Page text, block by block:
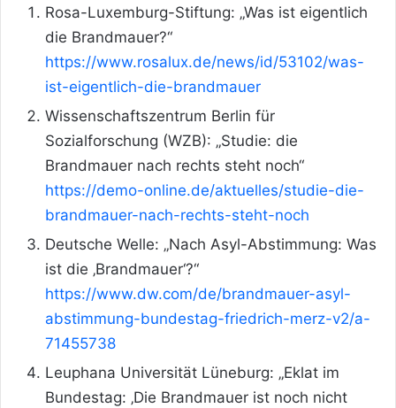
Rosa-Luxemburg-Stiftung: „Was ist eigentlich
die Brandmauer?“
https://www.rosalux.de/news/id/53102/was-
ist-eigentlich-die-brandmauer
Wissenschaftszentrum Berlin für
Sozialforschung (WZB): „Studie: die
Brandmauer nach rechts steht noch“
https://demo-online.de/aktuelles/studie-die-
brandmauer-nach-rechts-steht-noch
Deutsche Welle: „Nach Asyl-Abstimmung: Was
ist die ‚Brandmauer‘?“
https://www.dw.com/de/brandmauer-asyl-
abstimmung-bundestag-friedrich-merz-v2/a-
71455738
Leuphana Universität Lüneburg: „Eklat im
Bundestag: ‚Die Brandmauer ist noch nicht